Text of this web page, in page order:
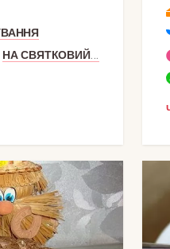
НА СВЯТКОВИЙ СТІЛ
НА